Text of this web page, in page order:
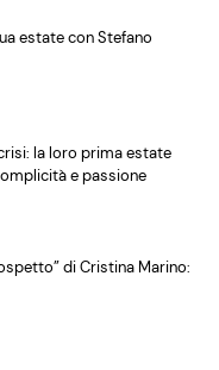
estate con Stefano
la loro prima estate
e passione
di Cristina Marino: